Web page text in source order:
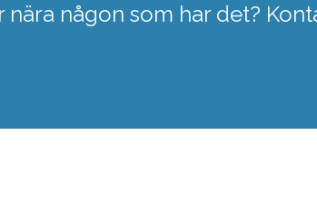
någon som har det?